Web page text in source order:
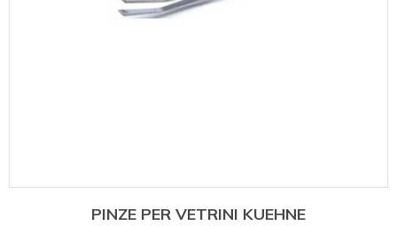
PINZE PER VETRINI KUEHNE